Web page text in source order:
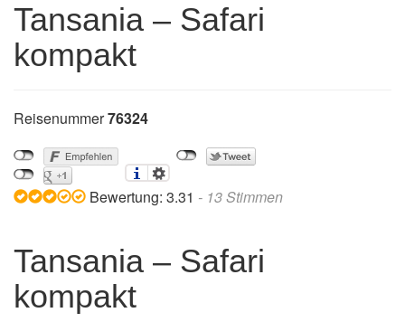
Tansania – Safari
kompakt
Reisenummer76324
Bewertung: 3.31 - 13Stimmen
Tansania – Safari
kompakt